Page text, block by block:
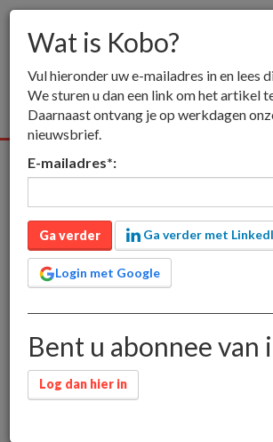
Alle media Publieksmedia
Wat is Kobo?
met veel vestigingen en een grote
land en in de VS heeft het bedrijf in
succes zijn eigen e-readers en software
onder de naam Kobo. Het bedrijf dat
Wat is Kobo?
Vul hieronder uw e-mailadres in en lees
We sturen u dan een link om het artikel
Daarnaast ontvang je op werkdagen
nieuwsbrief.
E-mailadres*:
Ga verder Ga verder met
Login met Google
Bent u abonnee van
Log dan hier in